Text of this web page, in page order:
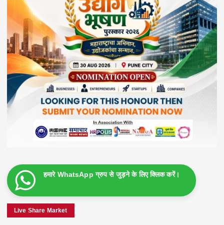
हमारे WhatsApp ग्रुप से जुड़ने के लिए क्लिक करें।
Live Share Market